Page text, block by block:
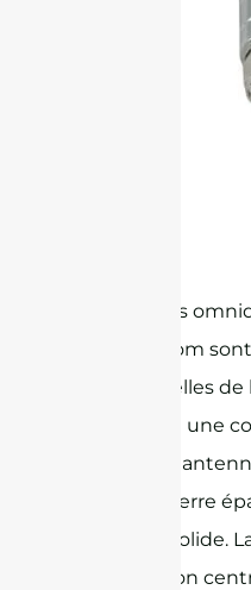
Les antennes
Sanny Telecom
professionnelles
gain élevé et une
robuste. Ces
en fibre de verre
aluminium solide.
d'alimentation